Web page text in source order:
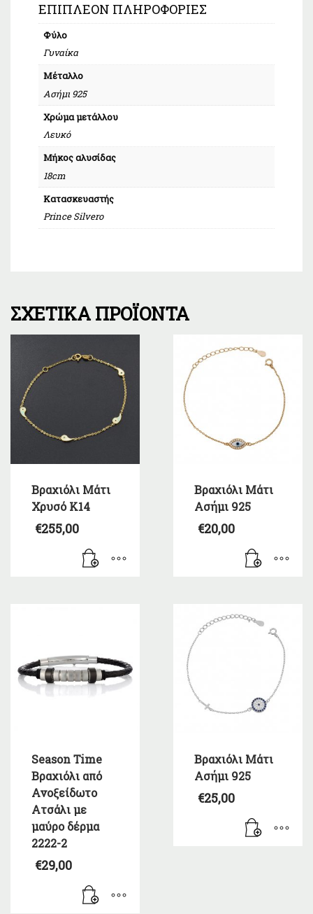
ΕΠΙΠΛΈΟΝ ΠΛΗΡΟΦΟΡΊΕΣ
Φύλο
Γυναίκα
Μέταλλο
Ασήμι 925
Χρώμα μετάλλου
Λευκό
Μήκος αλυσίδας
18cm
Κατασκευαστής
Prince Silvero
ΣΧΕΤΙΚΆ ΠΡΟΪΌΝΤΑ
Βραχιόλι Μάτι
Χρυσό Κ14
€255,00
Βραχιόλι Μάτι
Ασήμι 925
€20,00
Season Time
Βραχιόλι από
Ανοξείδωτο
Ατσάλι με
μαύρο δέρμα
2222-2
€29,00
Βραχιόλι Μάτι
Ασήμι 925
€25,00